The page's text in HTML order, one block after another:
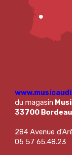
du magasin
33700
284 Avenue
05 57 65.48.23